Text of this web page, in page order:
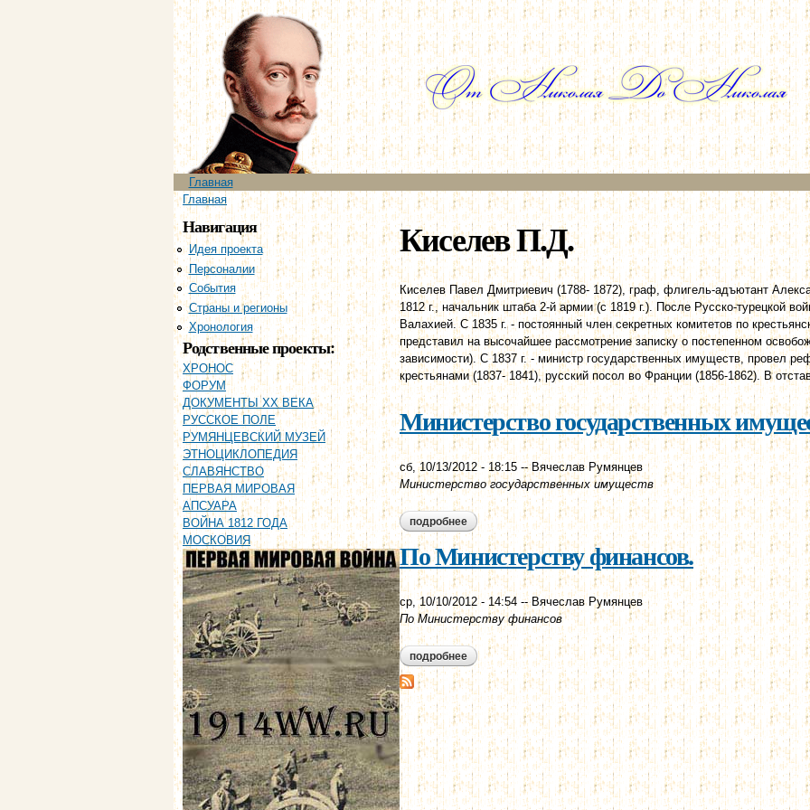
Перейти к
основному
содержанию
Главное меню
Главная
Вы здесь
Главная
Навигация
Идея проекта
Персоналии
События
Страны и регионы
Хронология
Родственные проекты:
ХРОНОС
ФОРУМ
ДОКУМЕНТЫ XX ВЕКА
РУССКОЕ ПОЛЕ
РУМЯНЦЕВСКИЙ МУЗЕЙ
ЭТНОЦИКЛОПЕДИЯ
СЛАВЯНСТВО
ПЕРВАЯ МИРОВАЯ
АПСУАРА
ВОЙНА 1812 ГОДА
МОСКОВИЯ
Киселев П.Д.
Киселев Павел Дмитриевич (1788- 1872), граф, флигель-адъютант
1812 г., начальник штаба 2-й армии (с 1819 г.). После Русско-турецкой
Валахией. С 1835 г. - постоянный член секретных комитетов по
представил на высочайшее рассмотрение записку о постепенном
зависимости). С 1837 г. - министр государственных имуществ, провел
крестьянами (1837- 1841), русский посол во Франции (1856-1862). В
Министерство государственных
сб, 10/13/2012 - 18:15 --Вячеслав Румянцев
Министерство государственных имуществ
подробнее о министерство государственных имуществ.
По Министерству финансов.
ср, 10/10/2012 - 14:54 --Вячеслав Румянцев
По Министерству финансов
подробнее о по министерству финансов.